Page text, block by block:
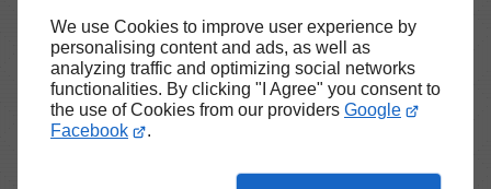
We use Cookies to improve user experience by
personalising content and ads, as well as
analyzing traffic and optimizing social networks
functionalities. By clicking "I Agree" you consent to
the use of Cookies from our providers Google
Facebook
.
Plan du site
Haut de page